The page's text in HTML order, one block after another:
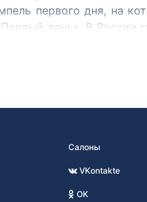
первого дня, на
день». В России
по сюжету с
Салоны
VKontakte
OK